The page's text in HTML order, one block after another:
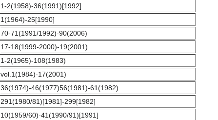
1-2(1958)-36(1991)[1992]
1(1964)-25[1990]
70-71(1991/1992)-90(2006)
17-18(1999-2000)-19(2001)
1-2(1965)-108(1983)
vol.1(1984)-17(2001)
36(1974)-46(1977)56(1981)-61(1982)
291(1980/81)[1981]-299[1982]
10(1959/60)-41(1990/91)[1991]